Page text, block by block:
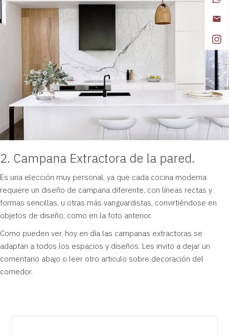
2. Campana Extractora de la pared.
Es una elección muy personal, ya que cada cocina moderna
requiere un diseño de campana diferente, con líneas rectas y
formas sencillas, u otras más vanguardistas, convirtiéndose en
objetos de diseño, como en la foto anterior.
Como pueden ver, hoy en día las campanas extractoras se
adaptan a todos los espacios y diseños. Les invito a dejar un
comentario abajo o leer otro articulo sobre decoración del
comedor.